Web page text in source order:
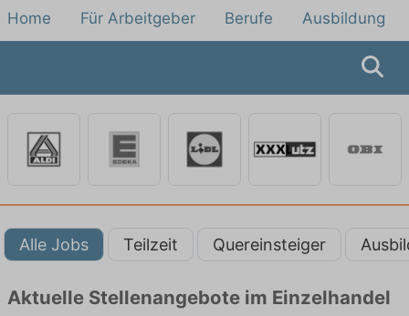
Home Für Arbeitgeber Berufe Ausbildung
Alle Jobs Teilzeit Quereinsteiger
Aktuelle Stellenangebote im Einzelhandel